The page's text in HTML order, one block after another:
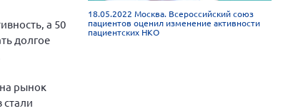
а 50
долгое
рынок
18.05.2022 Москва. Всероссийский союз
пациентов оценил изменение активности
пациентских НКО